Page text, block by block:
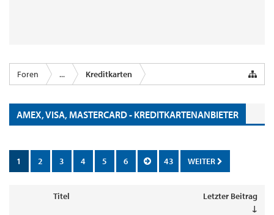
Foren ... Kreditkarten
AMEX, VISA, MASTERCARD - KREDITKARTENANBIETER
1 2 3 4 5 6 43 WEITER
Titel
Letzter Beitrag
↓